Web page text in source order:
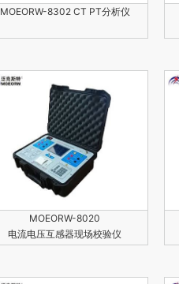
MOEORW-8302 CT PT分析仪
MOEORW-8020
电流电压互感器现场校验仪